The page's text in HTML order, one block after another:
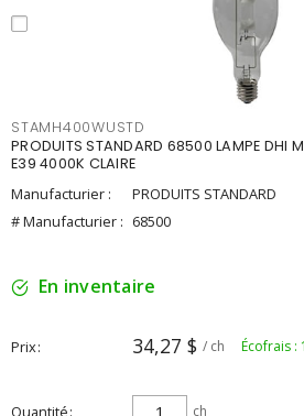
STAMH400WUSTD
PRODUITS STANDARD 68500 LAMPE DHI
E39 4000K CLAIRE
Manufacturier :
PRODUITS STANDARD
# Manufacturier : 68500
En inventaire
Prix 34,27 $ / ch Écofrais :
Quantité ch